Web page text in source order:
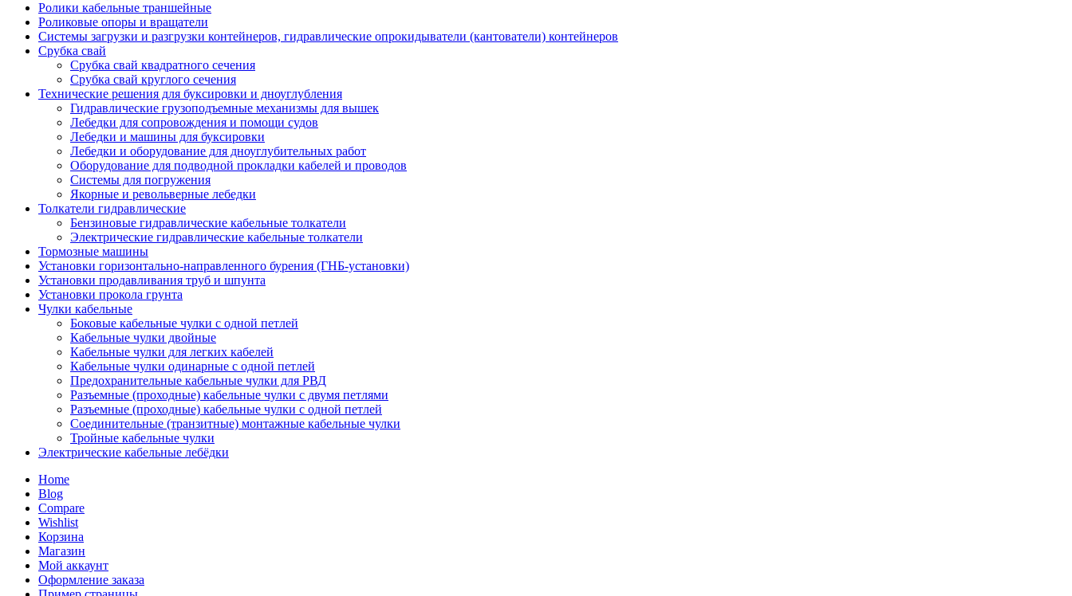
Ролики кабельные траншейные
Роликовые опоры и вращатели
Системы загрузки и разгрузки контейнеров, гидравлические опрокидыватели (кантователи) контейнеров
Срубка свай
Срубка свай квадратного сечения
Срубка свай круглого сечения
Технические решения для буксировки и дноуглубления
Гидравлические грузоподъемные механизмы для вышек
Лебедки для сопровождения и помощи судов
Лебедки и машины для буксировки
Лебедки и оборудование для дноуглубительных работ
Оборудование для подводной прокладки кабелей и проводов
Системы для погружения
Якорные и револьверные лебедки
Толкатели гидравлические
Бензиновые гидравлические кабельные толкатели
Электрические гидравлические кабельные толкатели
Тормозные машины
Установки горизонтально-направленного бурения (ГНБ-установки)
Установки продавливания труб и шпунта
Установки прокола грунта
Чулки кабельные
Боковые кабельные чулки с одной петлей
Кабельные чулки двойные
Кабельные чулки для легких кабелей
Кабельные чулки одинарные с одной петлей
Предохранительные кабельные чулки для РВД
Разъемные (проходные) кабельные чулки с двумя петлями
Разъемные (проходные) кабельные чулки с одной петлей
Соединительные (транзитные) монтажные кабельные чулки
Тройные кабельные чулки
Электрические кабельные лебёдки
Home
Blog
Compare
Wishlist
Корзина
Магазин
Мой аккаунт
Оформление заказа